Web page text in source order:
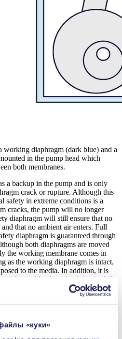
«куки»
working diaphragm (dark blue) and a
in the pump head which
both membranes.
a backup in the pump and is only
crack or rupture. Although this
safety in extreme conditions is a
cracks, the pump will no longer
diaphragm will still ensure that no
that no ambient air enters. Full
diaphragm is guaranteed through
both diaphragms are moved
the working membrane comes in
as the working diaphragm is intact,
to the media. In addition, it is
loads maintaining its full